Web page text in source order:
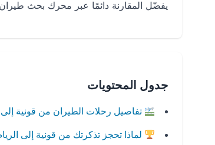
يفضّل المقارنة دائمًا عبر محرك بحث
جدول المحتويات
تفاصيل رحلات الطيران من قونية
لماذا تحجز تذكرتك من قونية إلى